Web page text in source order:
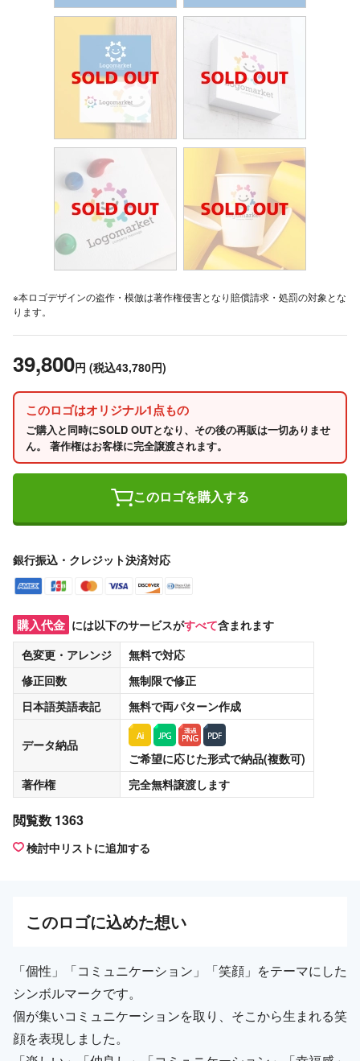
※本ロゴデザインの盗作・模倣は著作権侵害となり賠償請求・処罰の対象とな
ります。
39,800円 (税込43,780円)
このロゴはオリジナル1点もの
ご購入と同時にSOLD OUTとなり、その後の再販は一切ありませ
ん。 著作権はお客様に完全譲渡されます。
このロゴを購入する
銀行振込・クレジット決済対応
購入代金 には以下のサービスがすべて含まれます
色変更・アレンジ
無料で対応
修正回数
無制限で修正
日本語英語表記
無料で両パターン作成
データ納品
ご希望に応じた形式で納品(複数可)
著作権
完全無料譲渡します
閲覧数 1363
検討中リストに追加する
このロゴに込めた想い
「個性」「コミュニケーション」「笑顔」をテーマにした
シンボルマークです。
個が集いコミュニケーションを取り、そこから生まれる笑
顔を表現しました。